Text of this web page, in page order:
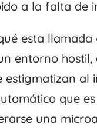
a la falta de
esta llamada
entorno
al
que
una